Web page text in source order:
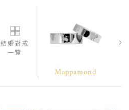
結婚對戒
一覽
Mappamond